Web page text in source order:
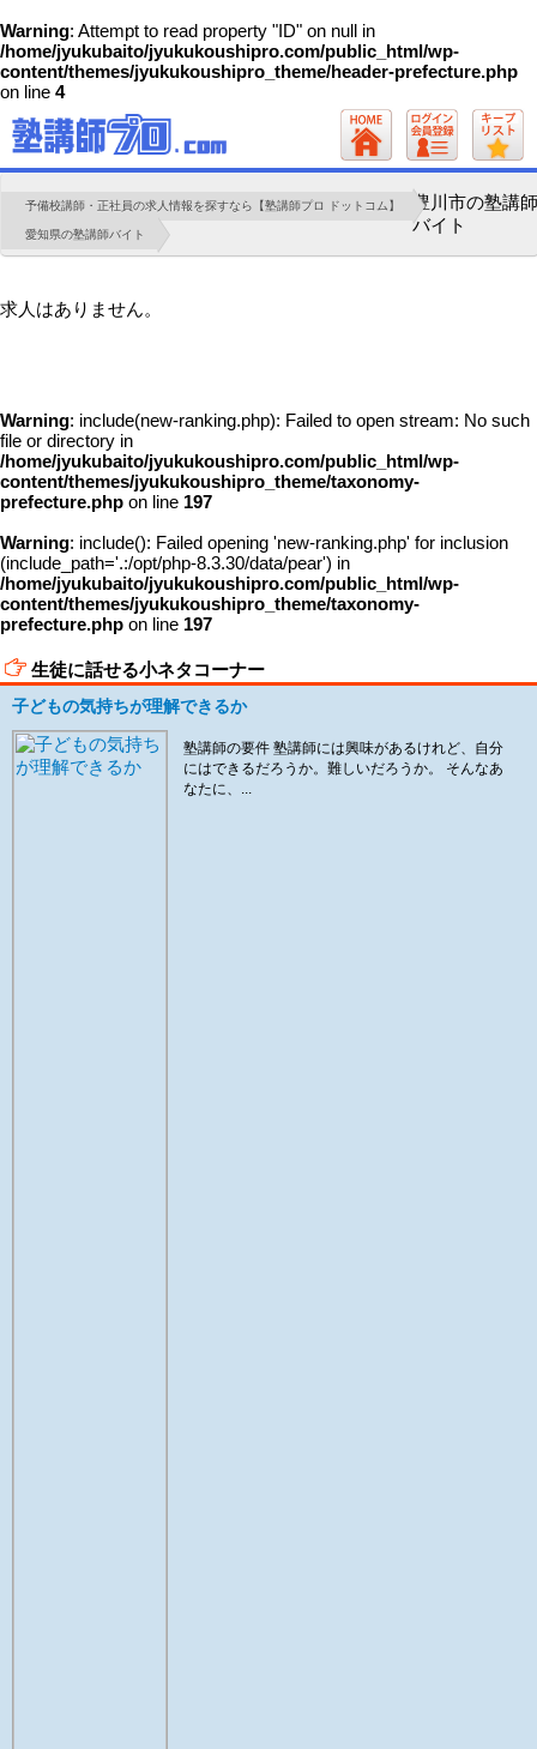
Warning: Attempt to read property "ID" on null in
/home/jyukubaito/jyukukoushipro.com/public_html/wp-
content/themes/jyukukoushipro_theme/header-prefecture.php
on line 4
予備校講師・正社員の求人情報を探すなら【塾講師プロ ドットコム】
愛知県の塾講師バイト
豊川市の塾講師
バイト
求人はありません。
Warning: include(new-ranking.php): Failed to open stream: No such
file or directory in
/home/jyukubaito/jyukukoushipro.com/public_html/wp-
content/themes/jyukukoushipro_theme/taxonomy-
prefecture.php on line 197
Warning: include(): Failed opening 'new-ranking.php' for inclusion
(include_path='.:/opt/php-8.3.30/data/pear') in
/home/jyukubaito/jyukukoushipro.com/public_html/wp-
content/themes/jyukukoushipro_theme/taxonomy-
prefecture.php on line 197
生徒に話せる小ネタコーナー
子どもの気持ちが理解できるか
塾講師の要件 塾講師には興味があるけれど、自分
にはできるだろうか。難しいだろうか。 そんなあ
なたに、...